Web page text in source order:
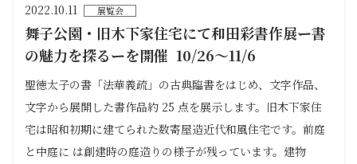
2022.10.11 展覧会
舞子公園・旧木下家住宅にて和田彩書作展ー書
の魅力を探るーを開催 10/26〜11/6
聖徳太子の書「法華義疏」の古典臨書をはじめ、文字作品、
文字から展開した書作品約 25 点を展示します。旧木下家住
宅は昭和初期に建てられた数寄屋造近代和風住宅です。前庭
と中庭に は創建時の庭造りの様子が残っています。建物